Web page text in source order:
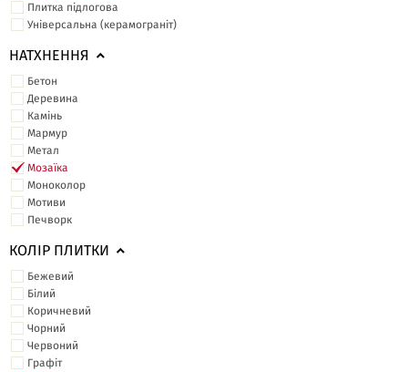
Плитка підлогова
Універсальна (керамограніт)
НАТХНЕННЯ
Бетон
Деревина
Камінь
Мармур
Метал
Мозаїка
Моноколор
Мотиви
Печворк
КОЛІР ПЛИТКИ
Бежевий
Білий
Коричневий
Чорний
Червоний
Графіт